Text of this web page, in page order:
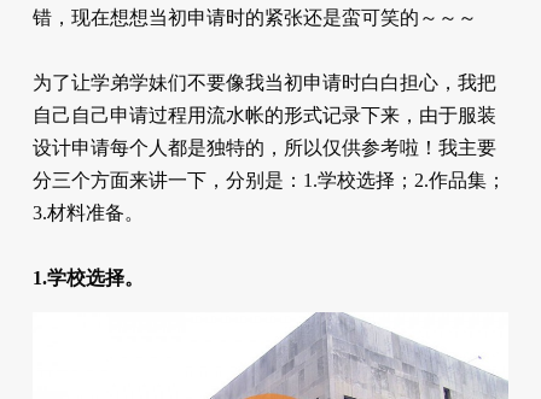
错，现在想想当初申请时的紧张还是蛮可笑的～～～
为了让学弟学妹们不要像我当初申请时白白担心，我把
自己自己申请过程用流水帐的形式记录下来，由于服装
设计申请每个人都是独特的，所以仅供参考啦！我主要
分三个方面来讲一下，分别是：1.学校选择；2.作品集；
3.材料准备。
1.学校选择。